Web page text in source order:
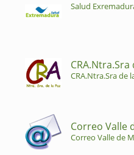
Salud
CRA.Ntra.Sra
CRA.Ntra.Sra de
Correo Valle
Correo Valle de